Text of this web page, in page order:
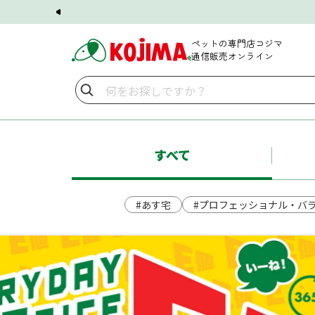
ペットの専門店コジマ
通信販売オンライン
すべて
#あす宅 #プロフェッショナル・バ